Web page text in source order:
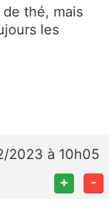
thé, mais
les
2023 à 10h05
+ -